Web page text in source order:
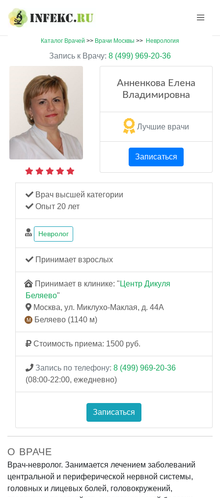
Каталог Врачей >> Врачи Москвы >> Неврология
Запись к Врачу: 8 (499) 969-20-36
Анненкова Елена
Владимировна
Лучшие врачи
Записаться
Врач высшей категории
Опыт 20 лет
Невролог
Принимает взрослых
Принимает в клинике: " Центр Дикуля
Беляево"
Москва, ул. Миклухо-Маклая, д. 44А
Беляево (1140 м)
Стоимость приема: 1500 руб.
Запись по телефону: 8 (499) 969-20-36
(08:00-22:00, ежедневно)
Записаться
О ВРАЧЕ
Врач-невролог. Занимается лечением заболеваний
центральной и периферической нервной системы,
головных и лицевых болей, головокружений,